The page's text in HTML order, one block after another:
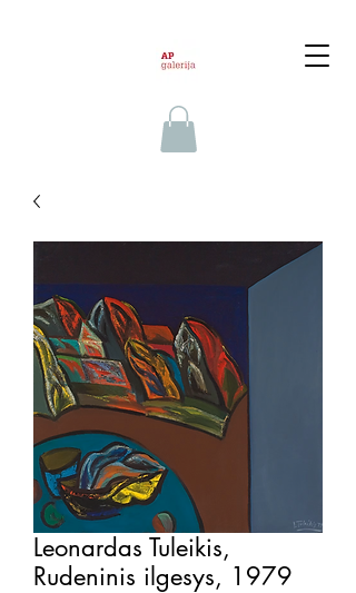
Leonardas Tuleikis,
Rudeninis ilgesys, 1979